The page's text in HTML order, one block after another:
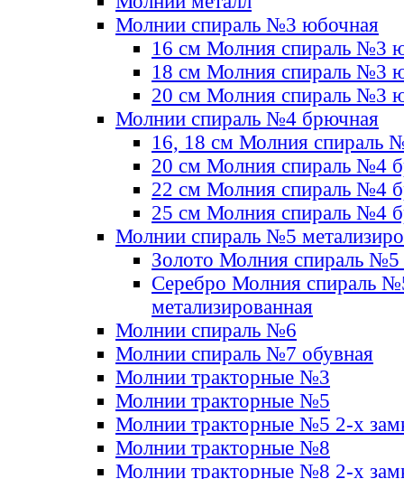
Молнии спираль №3 юбочная
16 см Молния спираль №3
18 см Молния спираль №3
20 см Молния спираль №3
Молнии спираль №4 брючная
16, 18 см Молния спираль
20 см Молния спираль №4
22 см Молния спираль №4
25 см Молния спираль №4
Молнии спираль №5
Золото Молния спираль №5
Серебро Молния спираль
метализированная
Молнии спираль №6
Молнии спираль №7 обувная
Молнии тракторные №3
Молнии тракторные №5
Молнии тракторные №5 2-х
Молнии тракторные №8
Молнии тракторные №8 2-х